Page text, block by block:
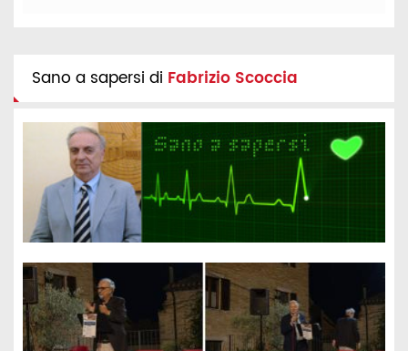
Sano a sapersi di Fabrizio Scoccia